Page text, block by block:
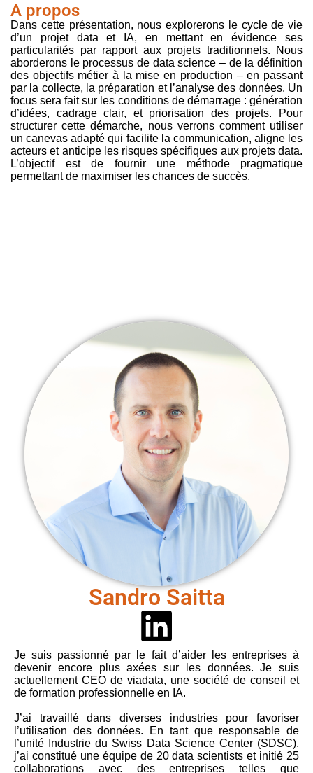
A propos
Dans cette présentation, nous explorerons le cycle de vie
d’un projet data et IA, en mettant en évidence ses
particularités par rapport aux projets traditionnels. Nous
aborderons le processus de data science – de la définition
des objectifs métier à la mise en production – en passant
par la collecte, la préparation et l’analyse des données. Un
focus sera fait sur les conditions de démarrage : génération
d’idées, cadrage clair, et priorisation des projets. Pour
structurer cette démarche, nous verrons comment utiliser
un canevas adapté qui facilite la communication, aligne les
acteurs et anticipe les risques spécifiques aux projets data.
L’objectif est de fournir une méthode pragmatique
permettant de maximiser les chances de succès.
Sandro Saitta
Je suis passionné par le fait d’aider les entreprises à
devenir encore plus axées sur les données. Je suis
actuellement CEO de viadata, une société de conseil et
de formation professionnelle en IA.
J’ai travaillé dans diverses industries pour favoriser
l’utilisation des données. En tant que responsable de
l’unité Industrie du Swiss Data Science Center (SDSC),
j’ai constitué une équipe de 20 data scientists et initié 25
collaborations avec des entreprises telles que